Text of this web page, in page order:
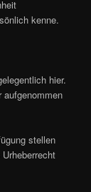
kenne.
hier.
stellen